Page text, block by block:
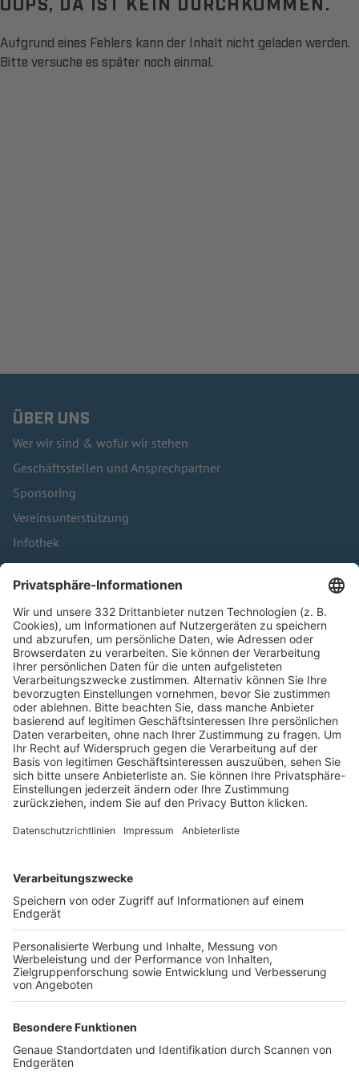
Aufgrund eines Fehlers kann der Inhalt nicht geladen werden.
Bitte versuche es später noch einmal.
ÜBER UNS
Wer wir sind & wofür wir stehen
Geschäftsstellen und Ansprechpartner
Sponsoring
Vereinsunterstützung
Infothek
Kontakt
HÄUFIG BESUCHTE SEITEN
Pässe und Vereinswechsel
Trainerausbildung
Schulungsangebot Vereinsmitarbeiter
BFV-Geschäftsstellen
Trainerbörse
Login SpielPlus
FOLGE DEM BFV
TOP-VEREINE
TOP-PARTNER